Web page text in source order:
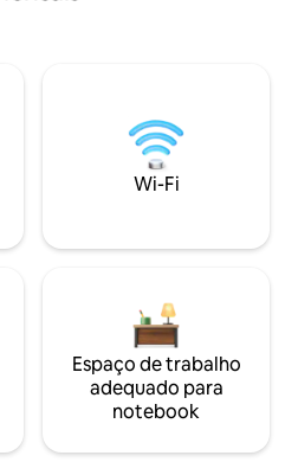
Wi-Fi
Espaço de trabalho
adequado para
notebook